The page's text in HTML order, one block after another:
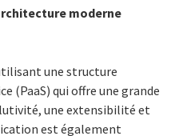
moderne
une structure
(PaaS) qui offre une grande
une extensibilité et
est également